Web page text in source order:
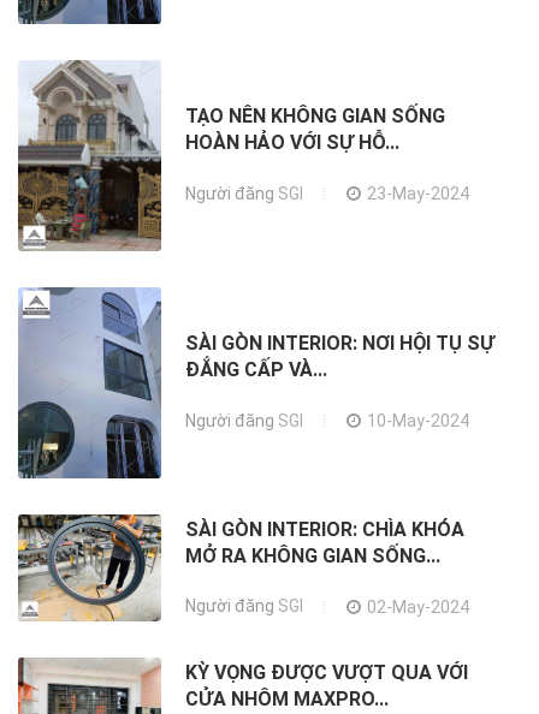
TẠO NÊN KHÔNG GIAN SỐNG
HOÀN HẢO VỚI SỰ HỖ...
Người đăng SGI 23-May-2024
SÀI GÒN INTERIOR: NƠI HỘI TỤ SỰ
ĐẲNG CẤP VÀ...
Người đăng SGI 10-May-2024
SÀI GÒN INTERIOR: CHÌA KHÓA
MỞ RA KHÔNG GIAN SỐNG...
Người đăng SGI 02-May-2024
KỲ VỌNG ĐƯỢC VƯỢT QUA VỚI
CỬA NHÔM MAXPRO...